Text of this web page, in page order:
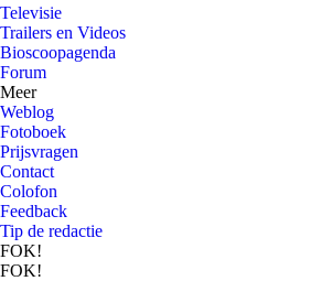
Televisie
Trailers en Videos
Bioscoopagenda
Forum
Meer
Weblog
Fotoboek
Prijsvragen
Contact
Colofon
Feedback
Tip de redactie
FOK!
FOK!